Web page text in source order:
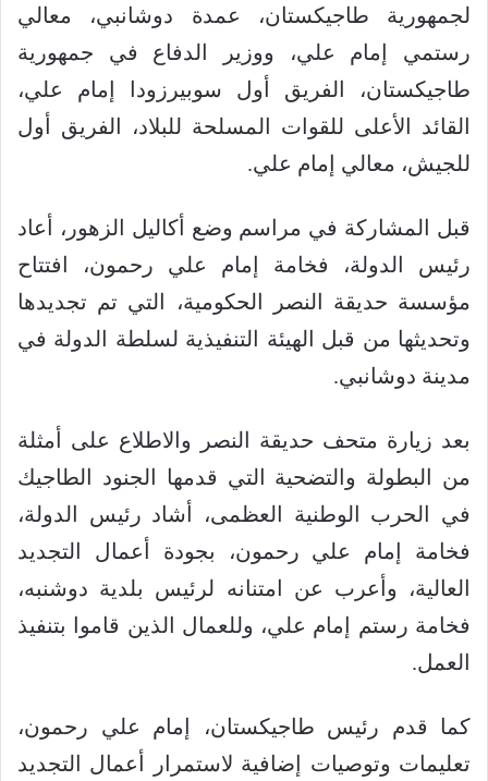
لجمهورية طاجيكستان، عمدة دوشانبي، معالي
رستمي إمام علي، ووزير الدفاع في جمهورية
طاجيكستان، الفريق أول سوبيرزودا إمام علي،
القائد الأعلى للقوات المسلحة للبلاد، الفريق أول
للجيش، معالي إمام علي.
قبل المشاركة في مراسم وضع أكاليل الزهور، أعاد
رئيس الدولة، فخامة إمام علي رحمون، افتتاح
مؤسسة حديقة النصر الحكومية، التي تم تجديدها
وتحديثها من قبل الهيئة التنفيذية لسلطة الدولة في
مدينة دوشانبي.
بعد زيارة متحف حديقة النصر والاطلاع على أمثلة
من البطولة والتضحية التي قدمها الجنود الطاجيك
في الحرب الوطنية العظمى، أشاد رئيس الدولة،
فخامة إمام علي رحمون، بجودة أعمال التجديد
العالية، وأعرب عن امتنانه لرئيس بلدية دوشنبه،
فخامة رستم إمام علي، وللعمال الذين قاموا بتنفيذ
العمل.
كما قدم رئيس طاجيكستان، إمام علي رحمون،
تعليمات وتوصيات إضافية لاستمرار أعمال التجديد